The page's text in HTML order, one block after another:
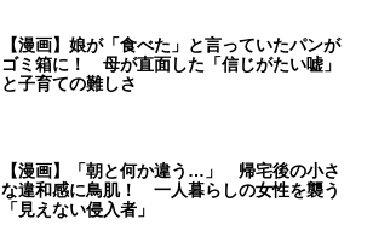
【漫画】娘が「食べた」と言っていたパンが
ゴミ箱に！ 母が直面した「信じがたい嘘」
と子育ての難しさ
【漫画】「朝と何か違う…」 帰宅後の小さ
な違和感に鳥肌！ 一人暮らしの女性を襲う
「見えない侵入者」